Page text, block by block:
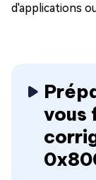
d'applications
vous